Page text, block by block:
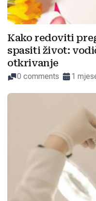
Kako redoviti
spasiti život:
otkrivanje
0 comments 1